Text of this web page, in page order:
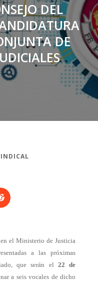
DEL
DE
el Ministerio de Justicia
a las próximas
que serán el 22 de
a seis vocales de dicho